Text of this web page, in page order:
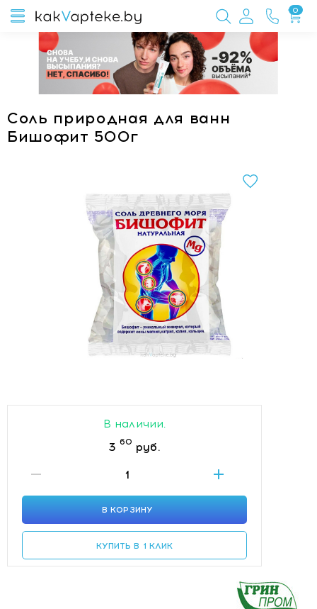
0
Соль природная для ванн
Бишофит 500г
В наличии.
3 60 руб.
В КОРЗИНУ
КУПИТЬ В 1 КЛИК